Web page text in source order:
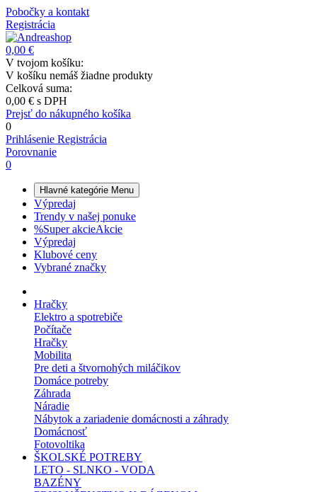
Pobočky a kontakt
Registrácia
0,00 €
V tvojom košíku:
V košíku nemáš žiadne produkty
Celková suma:
0,00 € s DPH
Prejsť do nákupného košíka
0
Prihlásenie Registrácia
Porovnanie
0
Hlavné kategórie Menu
Výpredaj
Trendy v našej ponuke
%Super akcieAkcie
Výpredaj
Klubové ceny
Vybrané značky
Hračky
Elektro a spotrebiče
Počítače
Hračky
Mobilita
Pre deti a štvornohých miláčikov
Domáce potreby
Záhrada
Náradie
Nábytok a zariadenie domácnosti a záhrady
Domácnosť
Fotovoltika
ŠKOLSKÉ POTREBY
LETO - SLNKO - VODA
BAZÉNY